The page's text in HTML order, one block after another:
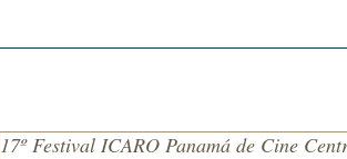
17º Festival ICARO Panamá de Cine